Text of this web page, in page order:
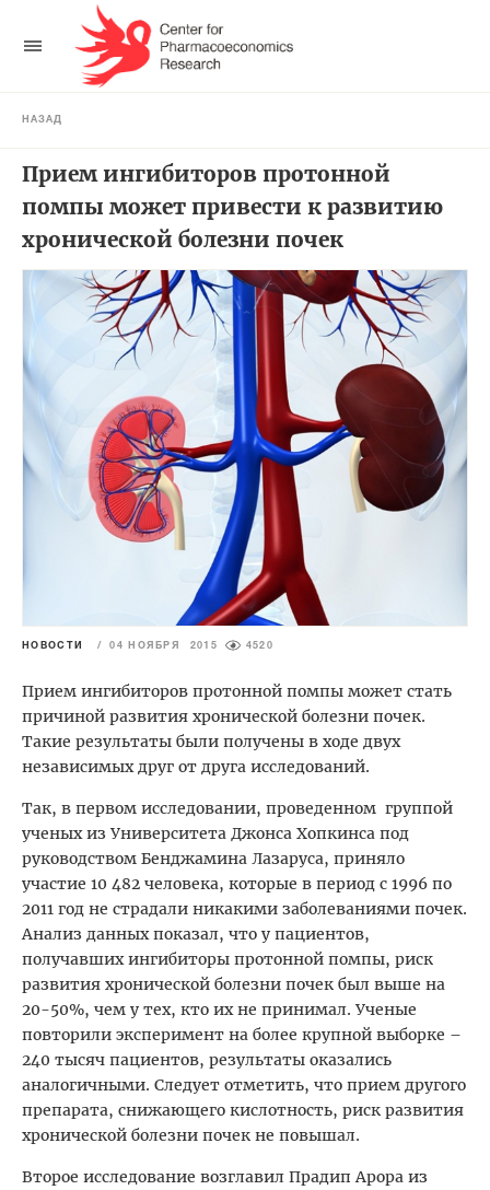
НАЗАД
Прием ингибиторов протонной
помпы может привести к развитию
хронической болезни почек
НОВОСТИ / 04 НОЯБРЯ 2015 4520
Прием ингибиторов протонной помпы может стать
причиной развития хронической болезни почек.
Такие результаты были получены в ходе двух
независимых друг от друга исследований.
Так, в первом исследовании, проведенном группой
ученых из Университета Джонса Хопкинса под
руководством Бенджамина Лазаруса, приняло
участие 10 482 человека, которые в период с 1996 по
2011 год не страдали никакими заболеваниями почек.
Анализ данных показал, что у пациентов,
получавших ингибиторы протонной помпы, риск
развития хронической болезни почек был выше на
20-50%, чем у тех, кто их не принимал. Ученые
повторили эксперимент на более крупной выборке –
240 тысяч пациентов, результаты оказались
аналогичными. Следует отметить, что прием другого
препарата, снижающего кислотность, риск развития
хронической болезни почек не повышал.
Второе исследование возглавил Прадип Арора из